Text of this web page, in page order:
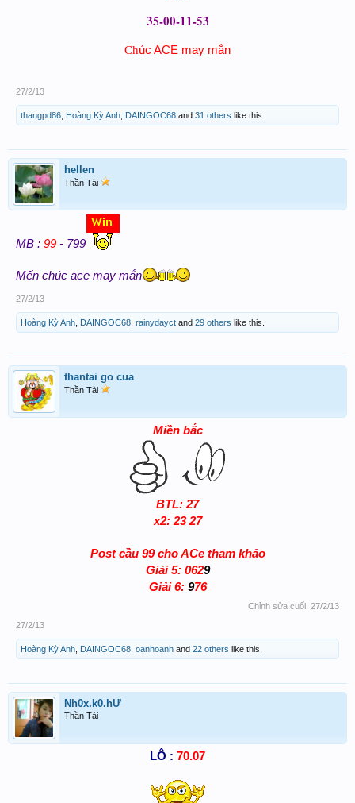
35-00-11-53
Chúc ACE may mắn
27/2/13
thangpd86 Hoàng Kỳ Anh DAINGOC68 and 31 others like this.
hellen
Thần Tài
MB : 99 - 799
Mến chúc ace may mắn
27/2/13
Hoàng Kỳ Anh DAINGOC68 rainydayct and 29 others like this.
thantai go cua
Thần Tài
Miền bắc
BTL: 27
x2: 23 27
Post cầu 99 cho ACe tham khảo
Giải 5: 0629
Giải 6: 976
Chỉnh sửa cuối: 27/2/13
27/2/13
Hoàng Kỳ Anh DAINGOC68 oanhoanh and 22 others like this.
Nh0x.k0.hƯ
Thần Tài
LÔ : 70.07